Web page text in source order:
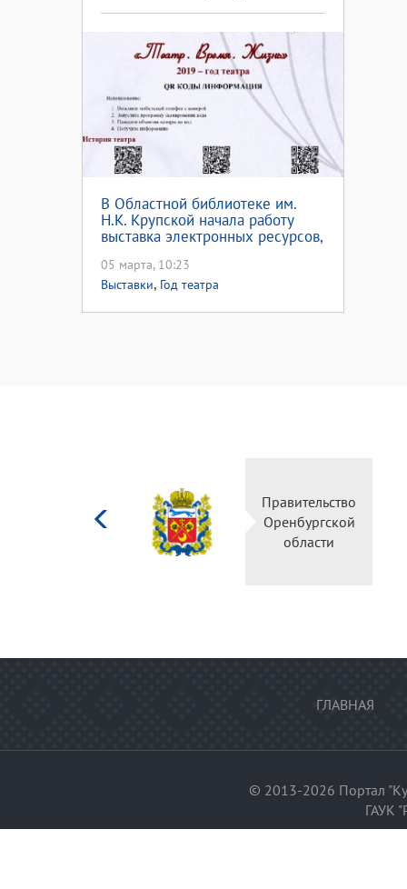
В Областной библиотеке им.
Н.К. Крупской начала работу
выставка электронных ресурсов,
05 марта, 10:23
Выставки, Год театра
Правительство
Оренбургской
области
ГЛАВНАЯ
© 2013-2026 Портал
ГАУК